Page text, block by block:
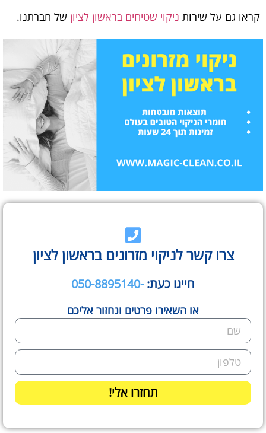
קראו גם על שירות ניקוי שטיחים בראשון לציוןשל חברתנו.
צרו קשר לניקוי מזרונים בראשון לציון
חייגו כעת:-050-8895140
או השאירו פרטים ונחזור אליכם
תחזרו אלי!